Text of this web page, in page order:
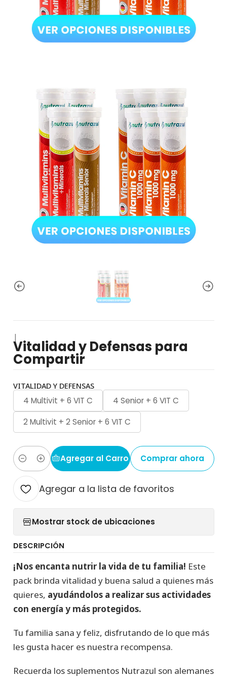
|
Vitalidad y Defensas para
Compartir
VITALIDAD Y DEFENSAS
4 Multivit + 6 VIT C 4 Senior + 6 VIT C
2 Multivit + 2 Senior + 6 VIT C
Cantidad
Agregar al Carro Comprar ahora
Agregar a la lista de favoritos
Mostrar stock de ubicaciones
DESCRIPCIÓN
¡Nos encanta nutrir la vida de tu familia! Este
pack brinda vitalidad y buena salud a quienes más
quieres, ayudándolos a realizar sus actividades
con energía y más protegidos.
Tu familia sana y feliz, disfrutando de lo que más
les gusta hacer es nuestra recompensa.
Recuerda los suplementos Nutrazul son alemanes